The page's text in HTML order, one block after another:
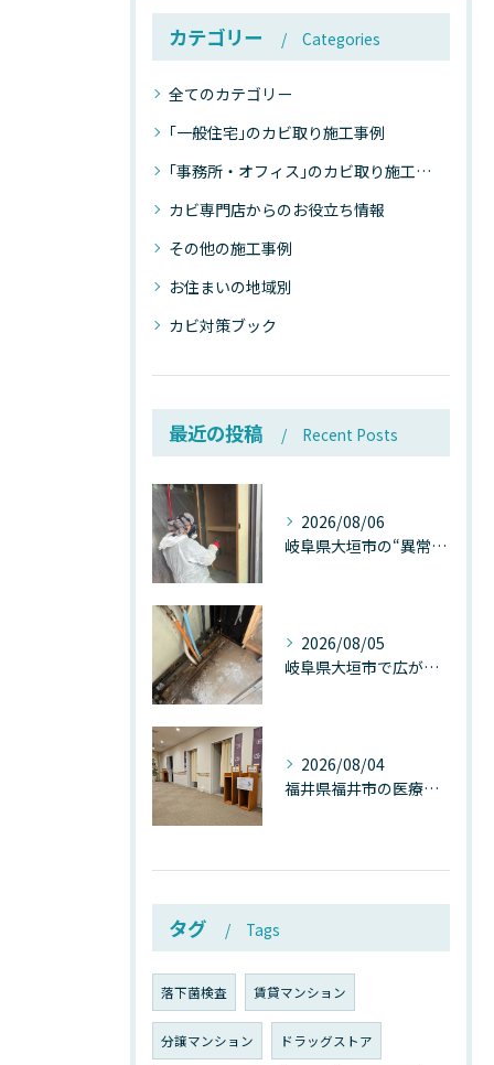
カテゴリー Categories
全てのカテゴリー
｢一般住宅｣のカビ取り施工事例
｢事務所・オフィス｣のカビ取り施工事例
カビ専門店からのお役立ち情報
その他の施工事例
お住まいの地域別
カビ対策ブック
最近の投稿 Recent Posts
2026/08/06
岐阜県大垣市の“異常に高い気温”が建物内部を腐らせる──深層カビが爆発的に増える本当の理由
2026/08/05
岐阜県大垣市で広がる“深層カビ汚染”──なぜ除カビが必要なのか、建物内部で起きている見えない危機
2026/08/04
福井県福井市の医療施設で広がる“見えないカビ汚染”──なぜ除カビが必須なのか、その本質を徹底解説
タグ Tags
落下菌検査 賃貸マンション
分譲マンション ドラッグストア